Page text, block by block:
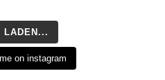
LADEN...
on instagram